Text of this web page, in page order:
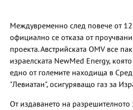
Междувременно след повече от
официално се отказа от
проекта. Австрийската OMV все
израелската NewMed Energy,
едно от големите находища в
"Левиатан", осигуряващо газ за
От издаването на разрешителното